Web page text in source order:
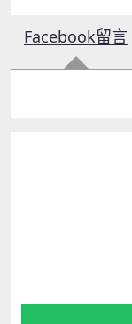
Facebook留言